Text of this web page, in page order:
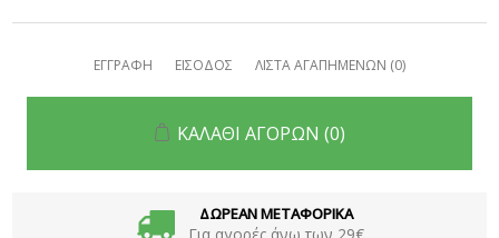
ΕΓΓΡΑΦΗ ΕΙΣΟΔΟΣ ΛΙΣΤΑ ΑΓΑΠΗΜΕΝΩΝ (0)
ΚΑΛΑΘΙ ΑΓΟΡΩΝ (0)
ΔΩΡΕΑΝ ΜΕΤΑΦΟΡΙΚΑ